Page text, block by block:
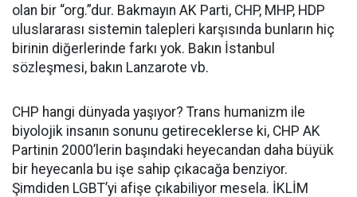
olan bir “org.”dur. Bakmayın AK Parti, CHP, MHP, HDP
uluslararası sistemin talepleri karşısında bunların hiç
birinin diğerlerinde farkı yok. Bakın İstanbul
sözleşmesi, bakın Lanzarote vb.
CHP hangi dünyada yaşıyor? Trans humanizm ile
biyolojik insanın sonunu getireceklerse ki, CHP AK
Partinin 2000’lerin başındaki heyecandan daha büyük
bir heyecanla bu işe sahip çıkacağa benziyor.
Şimdiden LGBT’yi afişe çıkabiliyor mesela. İKLİM